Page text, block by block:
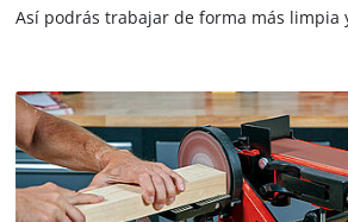
Así podrás trabajar de forma más limpia